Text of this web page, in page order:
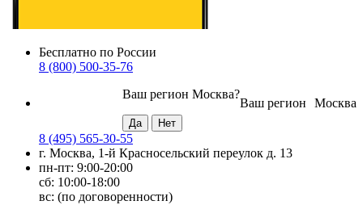
Бесплатно по России
8 (800) 500-35-76
Москва
Ваш регион
Ваш регион Москва?
8 (495) 565-30-55
г. Москва, 1-й Красносельский переулок д. 13
пн-пт: 9:00-20:00
сб: 10:00-18:00
вс: (по договоренности)